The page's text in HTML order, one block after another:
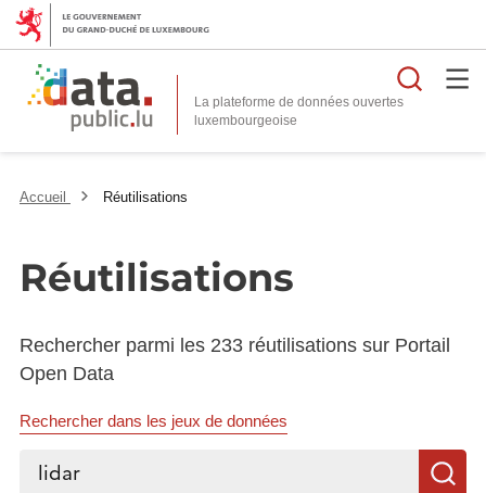
La plateforme de données ouvertes
Accueil Réutilisations
Réutilisations
Rechercher parmi les 233 réutilisations sur Portail
Open Data
Rechercher dans les jeux de données
Rechercher...